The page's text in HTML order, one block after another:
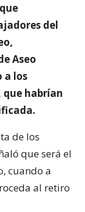
del
Aseo
a los
que habrían
de los
que será el
cuando a
al retiro